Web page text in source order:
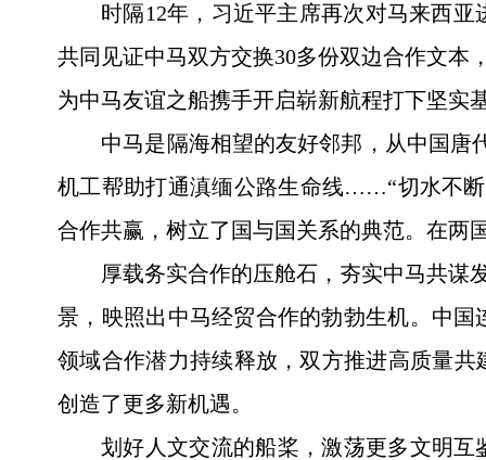
时隔12年，习近平主席再次对马来西
共同见证中马双方交换30多份双边合作文本
为中马友谊之船携手开启崭新航程打下坚实
中马是隔海相望的友好邻邦，从中国唐
机工帮助打通滇缅公路生命线……“切水不
合作共赢，树立了国与国关系的典范。在两
厚载务实合作的压舱石，夯实中马共
景，映照出中马经贸合作的勃勃生机。中
领域合作潜力持续释放，双方推进高质量
创造了更多新机遇。
划好人文交流的船桨，激荡更多文明